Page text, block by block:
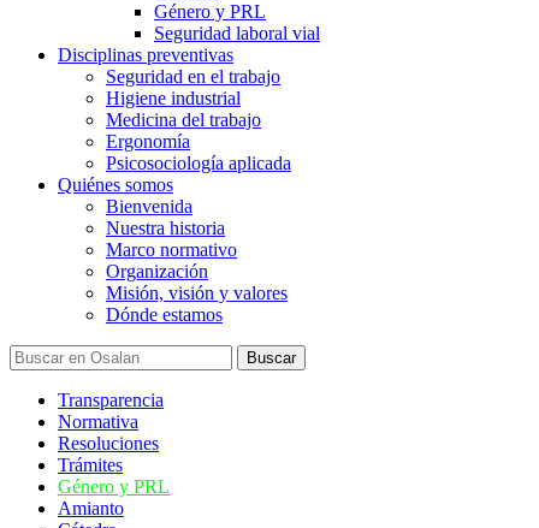
Género y PRL
Seguridad laboral vial
Disciplinas preventivas
Seguridad en el trabajo
Higiene industrial
Medicina del trabajo
Ergonomía
Psicosociología aplicada
Quiénes somos
Bienvenida
Nuestra historia
Marco normativo
Organización
Misión, visión y valores
Dónde estamos
Transparencia
Normativa
Resoluciones
Trámites
Género y PRL
Amianto